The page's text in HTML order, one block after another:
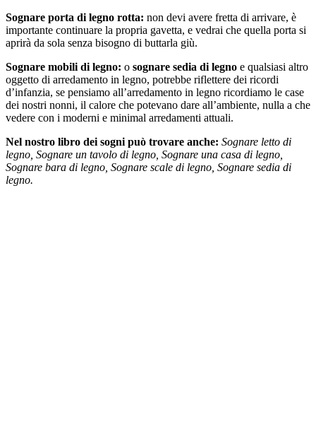
Sognare porta di legno rotta: non devi avere fretta di arrivare, è
importante continuare la propria gavetta, e vedrai che quella porta si
aprirà da sola senza bisogno di buttarla giù.
Sognare mobili di legno: o sognare sedia di legno e qualsiasi altro
oggetto di arredamento in legno, potrebbe riflettere dei ricordi
d’infanzia, se pensiamo all’arredamento in legno ricordiamo le case
dei nostri nonni, il calore che potevano dare all’ambiente, nulla a che
vedere con i moderni e minimal arredamenti attuali.
Nel nostro libro dei sogni può trovare anche: Sognare letto di
legno, Sognare un tavolo di legno, Sognare una casa di legno,
Sognare bara di legno, Sognare scale di legno, Sognare sedia di
legno.